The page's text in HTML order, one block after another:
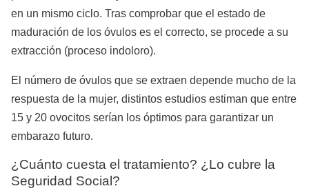
en un mismo ciclo. Tras comprobar que el estado de
maduración de los óvulos es el correcto, se procede a su
extracción (proceso indoloro).
El número de óvulos que se extraen depende mucho de la
respuesta de la mujer, distintos estudios estiman que entre
15 y 20 ovocitos serían los óptimos para garantizar un
embarazo futuro.
¿Cuánto cuesta el tratamiento? ¿Lo cubre la
Seguridad Social?